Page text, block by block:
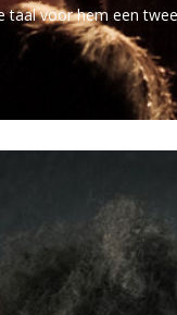
taal voor hem een